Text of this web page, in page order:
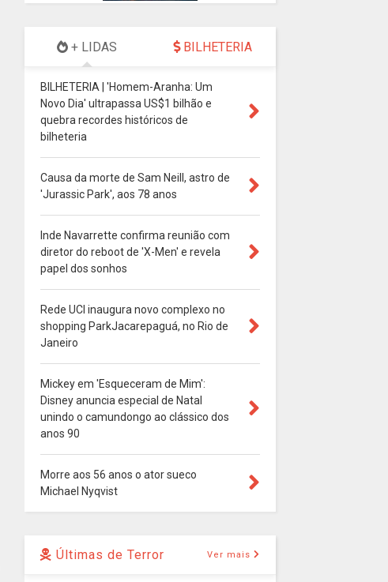
+ LIDAS BILHETERIA
BILHETERIA | 'Homem-Aranha: Um
Novo Dia' ultrapassa US$1 bilhão e
quebra recordes históricos de
bilheteria
Causa da morte de Sam Neill, astro de
'Jurassic Park', aos 78 anos
Inde Navarrette confirma reunião com
diretor do reboot de 'X-Men' e revela
papel dos sonhos
Rede UCI inaugura novo complexo no
shopping ParkJacarepaguá, no Rio de
Janeiro
Mickey em 'Esqueceram de Mim':
Disney anuncia especial de Natal
unindo o camundongo ao clássico dos
anos 90
Morre aos 56 anos o ator sueco
Michael Nyqvist
Últimas de Terror Ver mais